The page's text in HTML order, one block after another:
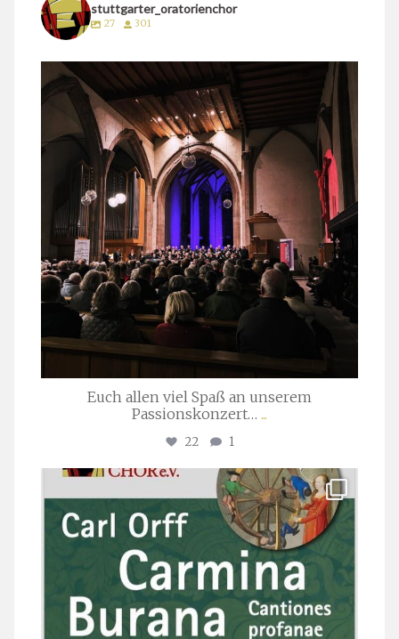
stuttgarter_oratorienchor
27 301
stuttgarter_oratorienchor
März 24
Euch allen viel Spaß an unserem
Passionskonzert… ...
22 1
stuttgarter_oratorienchor
Juli 22